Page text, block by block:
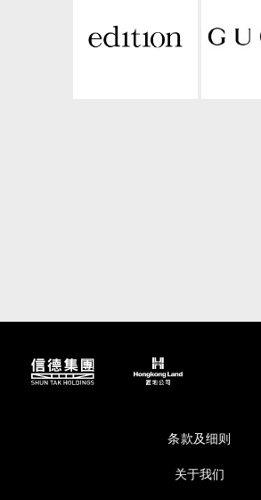
条款及细则
关于我们